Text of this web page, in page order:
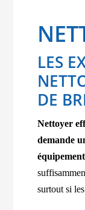
LES
DE
Nettoyer
demande
surtout si